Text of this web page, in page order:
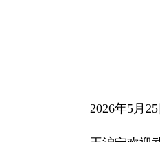
2026年5月